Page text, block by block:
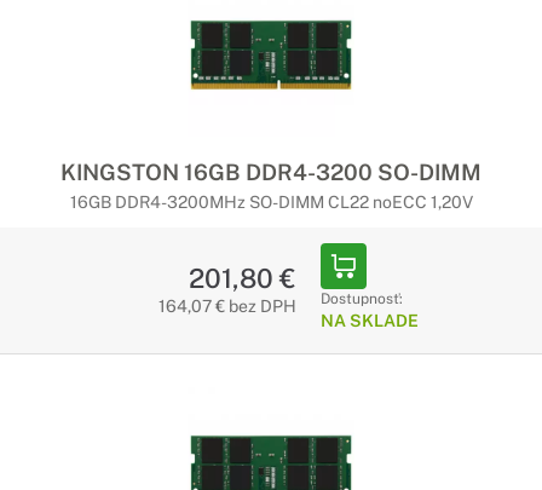
KINGSTON 16GB DDR4-3200 SO-DIMM
16GB DDR4-3200MHz SO-DIMM CL22 noECC 1,20V
201,80 €
164,07 € bez DPH Dostupnosť:
NA SKLADE